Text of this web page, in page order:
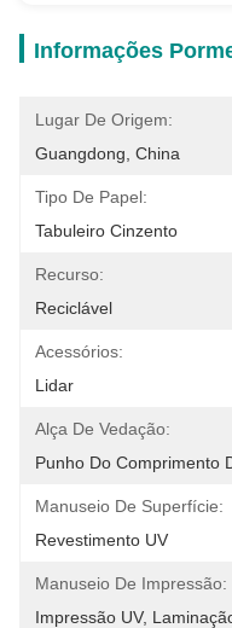
Informações
Lugar De Origem:
Guangdong, China
Tipo De Papel:
Tabuleiro Cinzento
Recurso:
Reciclável
Acessórios:
Lidar
Alça De Vedação:
Punho Do Comprimento
Manuseio De Superfície:
Revestimento UV
Manuseio De Impressão:
Impressão UV,